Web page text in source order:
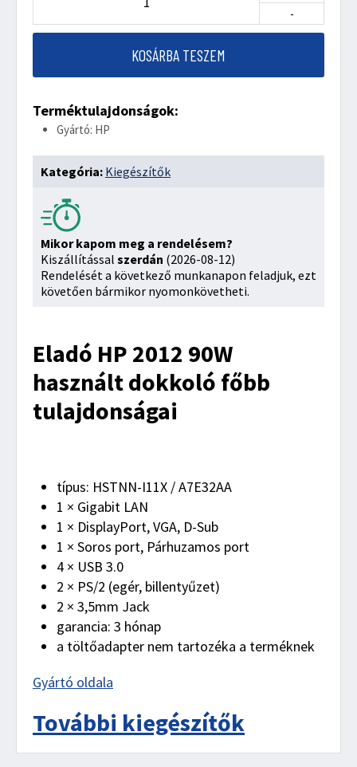
-
KOSÁRBA TESZEM
Terméktulajdonságok:
Gyártó: HP
Kategória: Kiegészítők
Mikor kapom meg a rendelésem?
Kiszállítással szerdán (2026-08-12)
Rendelését a következő munkanapon feladjuk, ezt
követően bármikor nyomonkövetheti.
Eladó HP 2012 90W
használt dokkoló főbb
tulajdonságai
típus: HSTNN-I11X / A7E32AA
1 × Gigabit LAN
1 × DisplayPort, VGA, D-Sub
1 × Soros port, Párhuzamos port
4 × USB 3.0
2 × PS/2 (egér, billentyűzet)
2 × 3,5mm Jack
garancia: 3 hónap
a töltőadapter nem tartozéka a terméknek
Gyártó oldala
További kiegészítők